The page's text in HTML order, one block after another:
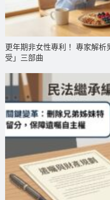
更年期非女性專利！ 專家解
受」三部曲